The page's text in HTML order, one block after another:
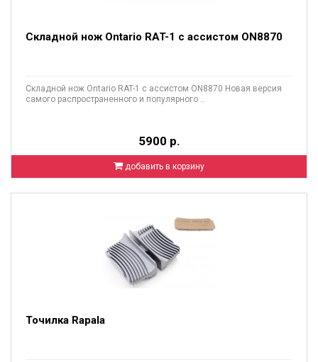
Складной нож Ontario RAT-1 с ассистом ON8870
Складной нож Ontario RAT-1 с ассистом ON8870 Новая версия
самого распространенного и популярного ..
5900 р.
добавить в корзину
Точилка Rapala